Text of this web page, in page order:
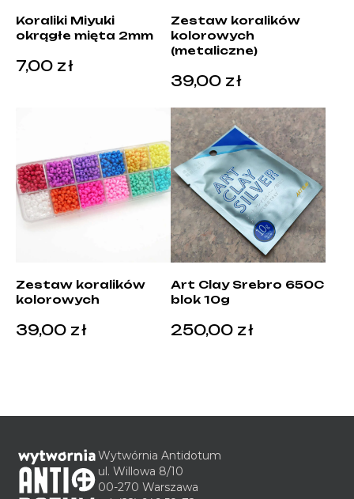
Koraliki Miyuki
okrągłe mięta 2mm
7,00 zł
Zestaw koralików
kolorowych
(metaliczne)
39,00 zł
Zestaw koralików
kolorowych
39,00 zł
Art Clay Srebro 650C
blok 10g
250,00 zł
Wytwórnia Antidotum
ul. Willowa 8/10
00-270 Warszawa